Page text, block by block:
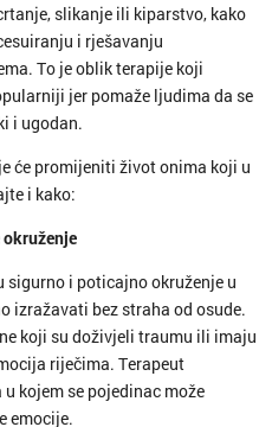
slikanje ili kiparstvo, kako
i rješavanju
To je oblik terapije koji
jer pomaže ljudima da se
i ugodan.
će promijeniti život onima koji u
i kako:
i poticajno okruženje u
izražavati bez straha od osude.
koji su doživjeli traumu ili imaju
riječima. Terapeut
kojem se pojedinac može
emocije.